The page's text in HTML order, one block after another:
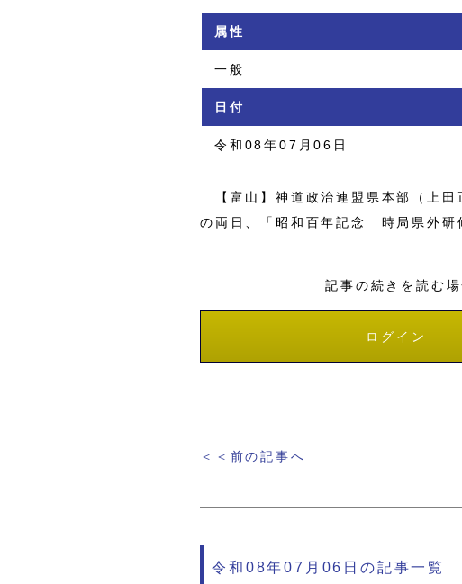
属性
一般
日付
令和08年07月06日
【富山】神道政治連盟県本部（上田
の両日、「昭和百年記念 時局県外
記事の続きを読む
ログイン
＜＜前の記事へ
令和08年07月06日の記事一覧